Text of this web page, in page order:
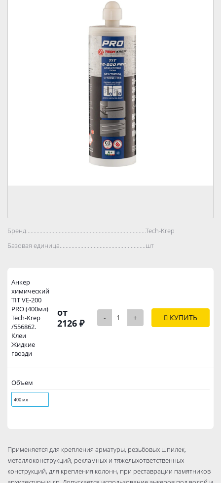
Бренд..................................................................................Tech-Krep
Базовая единица..................................................................................
шт
Анкер
химический
TIT VE-200
PRO (400мл)
Tech-Krep
/556862.
Клеи
Жидкие
гвозди
от
2126 ₽
- + КУПИТЬ
Объем
400 мл
Применяется для крепления арматуры, резьбовых шпилек,
металлоконструкций, рекламных и тяжелыхответственных
конструкций, для крепления колонн, при реставрации памятников